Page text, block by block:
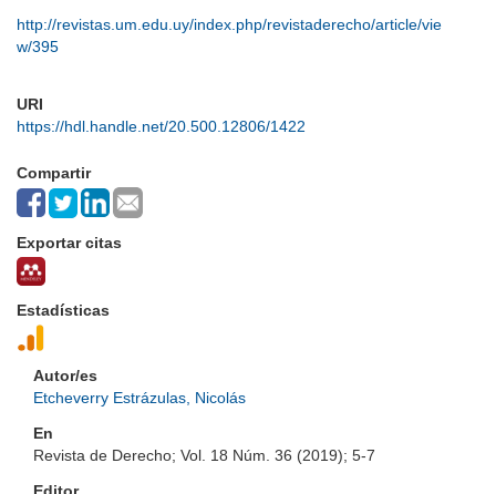
http://revistas.um.edu.uy/index.php/revistaderecho/article/vie
w/395
URI
https://hdl.handle.net/20.500.12806/1422
Compartir
Exportar citas
Estadísticas
Autor/es
Etcheverry Estrázulas, Nicolás
En
Revista de Derecho; Vol. 18 Núm. 36 (2019); 5-7